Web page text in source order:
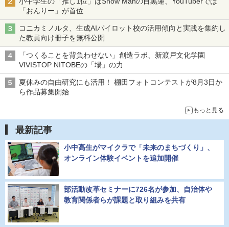
「おんりー」が首位
コニカミノルタ、生成AIパイロット校の活用傾向と実践を集約し
た教員向け冊子を無料公開
「つくることを背負わせない」創造ラボ、新渡戸文化学園
VIVISTOP NITOBEの「場」の力
夏休みの自由研究にも活用！ 棚田フォトコンテストが8月3日か
ら作品募集開始
もっと見る
最新記事
小中高生がマイクラで「未来のまちづくり」、
オンライン体験イベントを追加開催
部活動改革セミナーに726名が参加、自治体や
教育関係者らが課題と取り組みを共有